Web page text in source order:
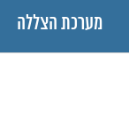
מערכת הצללה